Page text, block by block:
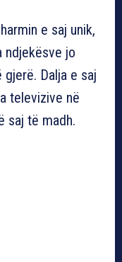
e saj unik,
ndjekësve jo
Dalja e saj
televizive në
saj të madh.